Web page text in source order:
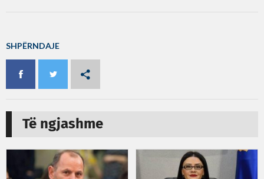
SHPËRNDAJE
Të ngjashme